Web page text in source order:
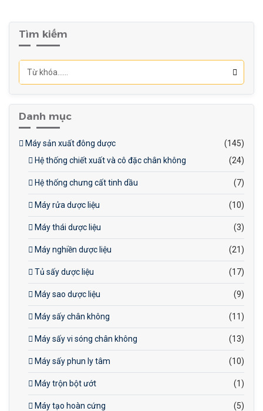
50/60Hz, 10kW
Tiếng ồn: <75dB
máy: 1500x1350x2100mm
Tìm kiếm
Danh mục
Máy sản xuất đông dược
(145)
Hệ thống chiết xuất và cô đặc chân không
(24)
Hệ thống chưng cất tinh dầu (7)
Máy rửa dược liệu (10)
Máy thái dược liệu (3)
Máy nghiền dược liệu (21)
Tủ sấy dược liệu (17)
Máy sao dược liệu (9)
Máy sấy chân không (11)
Máy sấy vi sóng chân không (13)
Máy sấy phun ly tâm (10)
Máy trộn bột ướt (1)
Máy tạo hoàn cứng (5)